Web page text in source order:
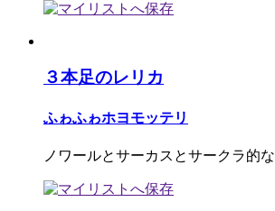
３本足のレリカ
ふゎふゎホヨモッテリ
ノワールとサーカスとサークラ的な